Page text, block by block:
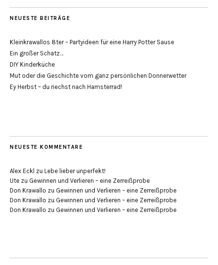
NEUESTE BEITRÄGE
Kleinkrawallos 8ter – Partyideen für eine Harry Potter Sause
Ein großer Schatz…
DIY Kinderküche
Mut oder die Geschichte vom ganz persönlichen Donnerwetter
Ey Herbst – du riechst nach Hamsterrad!
NEUESTE KOMMENTARE
Alex Eckl zu Lebe lieber unperfekt!
Ute zu Gewinnen und Verlieren – eine Zerreißprobe
Don Krawallo zu Gewinnen und Verlieren – eine Zerreißprobe
Don Krawallo zu Gewinnen und Verlieren – eine Zerreißprobe
Don Krawallo zu Gewinnen und Verlieren – eine Zerreißprobe